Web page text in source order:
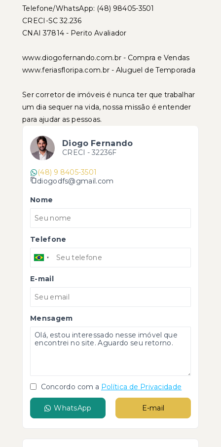
Telefone/WhatsApp: (48) 98405-3501
CRECI-SC 32.236
CNAI 37814 - Perito Avaliador
www.diogofernando.com.br - Compra e Vendas
www.feriasfloripa.com.br - Aluguel de Temporada
Ser corretor de imóveis é nunca ter que trabalhar
um dia sequer na vida, nossa missão é entender
para ajudar as pessoas.
Diogo Fernando
CRECI - 32236F
(48) 9 8405-3501
diogodfs@gmail.com
Nome
Telefone
E-mail
Mensagem
Concordo com a Política de Privacidade
WhatsApp E-mail